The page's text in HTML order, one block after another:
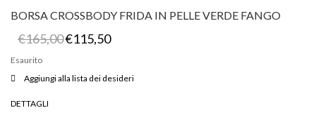
BORSA CROSSBODY FRIDA IN PELLE VERDE FANGO
€165,00 Il
prezzo
€165,00.
€115,50Il
prezzo
€115,50.
Esaurito
Aggiungi alla lista dei desideri
DETTAGLI